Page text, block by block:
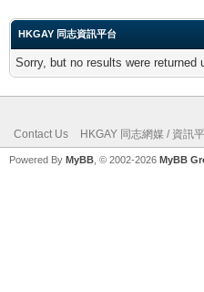
HKGAY 同志資訊平台
Sorry, but no results were
Contact Us HKGAY 同志網媒 / 資訊
Powered By MyBB , © 2002-2026 MyBB